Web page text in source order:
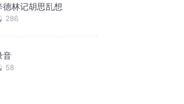
德林记胡思乱想
286
音
58